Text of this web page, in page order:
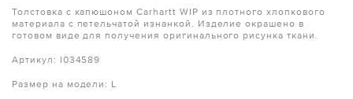
Толстовка с капюшоном Carhartt WIP из плотного хлопкового
материала с петельчатой изнанкой. Изделие окрашено в
готовом виде для получения оригинального рисунка ткани.
Артикул: I034589
Размер на модели: L